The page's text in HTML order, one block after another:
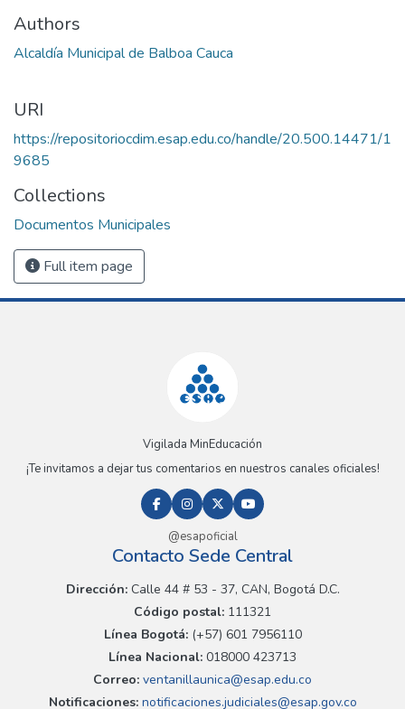
Authors
Alcaldía Municipal de Balboa Cauca
URI
https://repositoriocdim.esap.edu.co/handle/20.500.14471/1
9685
Collections
Documentos Municipales
Full item page
Vigilada MinEducación
¡Te invitamos a dejar tus comentarios en nuestros canales oficiales!
@esapoficial
Contacto Sede Central
Dirección:Calle 44 # 53 - 37, CAN, Bogotá D.C.
Código postal: 111321
Línea Bogotá:(+57) 601 7956110
Línea Nacional: 018000 423713
Correo: ventanillaunica@esap.edu.co
Notificaciones:notificaciones.judiciales@esap.gov.co